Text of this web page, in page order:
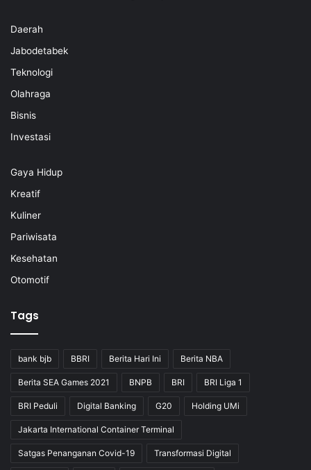
Daerah
Jabodetabek
Teknologi
Olahraga
Bisnis
Investasi
Gaya Hidup
Kreatif
Kuliner
Pariwisata
Kesehatan
Otomotif
Tags
bank bjb BBRI Berita Hari Ini Berita NBA
Berita SEA Games 2021 BNPB BRI BRI Liga 1
BRI Peduli Digital Banking G20 Holding UMi
Jakarta International Container Terminal
Satgas Penanganan Covid-19 Transformasi Digital